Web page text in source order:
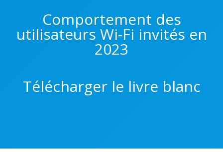
Comportement des
utilisateurs Wi-Fi invités en
2023
Télécharger le livre blanc